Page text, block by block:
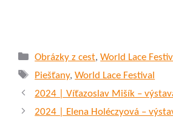
Rubriky
Obrázky z cest,World Lace
Štítky
Piešťany,World Lace Festival
2024 | Víťazoslav Mišík –
2024 | Elena Holéczyová –